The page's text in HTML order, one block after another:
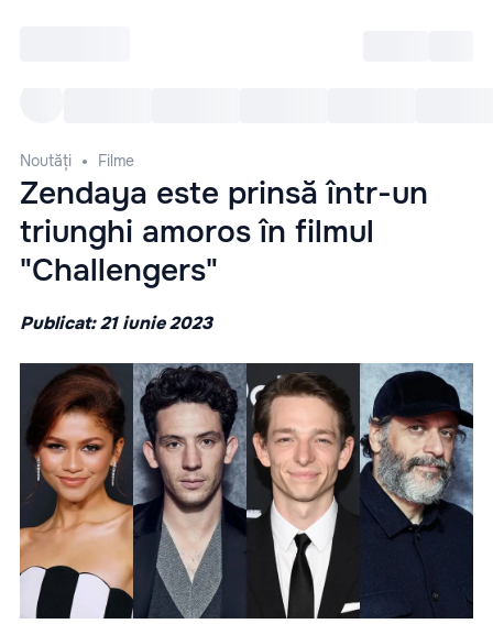
Noutăți Filme
Zendaya este prinsă într-un
triunghi amoros în filmul
"Challengers"
Publicat: 21 iunie 2023